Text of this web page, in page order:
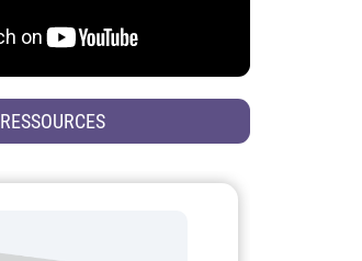
RESSOURCES